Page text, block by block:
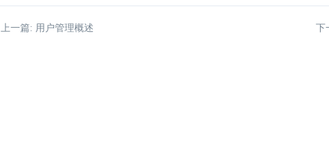
上一篇: 用户管理概述 下